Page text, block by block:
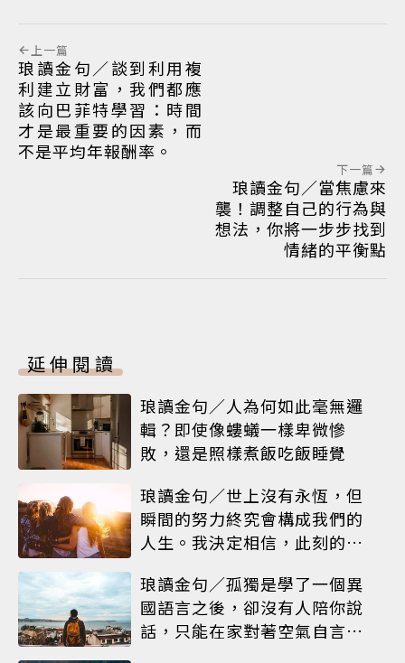
上一篇
琅讀金句／談到利用複
利建立財富，我們都應
該向巴菲特學習：時間
才是最重要的因素，而
不是平均年報酬率。
下一篇
琅讀金句／當焦慮來
襲！調整自己的行為與
想法，你將一步步找到
情緒的平衡點
延伸閱讀
琅讀金句／人為何如此毫無邏
輯？即使像螻蟻一樣卑微慘
敗，還是照樣煮飯吃飯睡覺
琅讀金句／世上沒有永恆，但
瞬間的努力終究會構成我們的
人生。我決定相信，此刻的閃
琅讀金句／孤獨是學了一個異
國語言之後，卻沒有人陪你說
話，只能在家對著空氣自言自